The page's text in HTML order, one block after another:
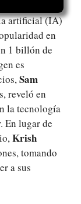
artificial (IA)
en
1 billón de
es
Sam
reveló en
la tecnología
En lugar de
Krish
tomando
a sus